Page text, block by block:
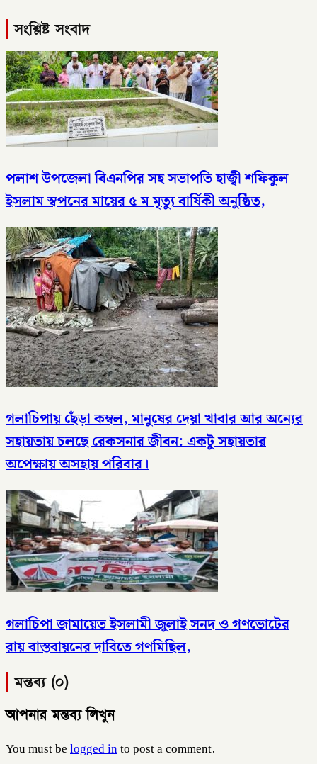
সংশ্লিষ্ট সংবাদ
পলাশ উপজেলা বিএনপির সহ সভাপতি হাজ্বী শফিকুল
ইসলাম স্বপনের মায়ের ৫ ম মৃত্যু বার্ষিকী অনুষ্ঠিত,
গলাচিপায় ছেঁড়া কম্বল, মানুষের দেয়া খাবার আর অন্যের
সহায়তায় চলছে রেকসনার জীবন: একটু সহায়তার
অপেক্ষায় অসহায় পরিবার।
গলাচিপা জামায়েত ইসলামী জুলাই সনদ ও গণভোটের
রায় বাস্তবায়নের দাবিতে গণমিছিল,
মন্তব্য (০)
আপনার মন্তব্য লিখুন
You must belogged into post a comment.